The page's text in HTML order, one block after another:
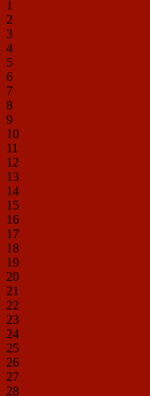
1
2
3
4
5
6
7
8
9
10
11
12
13
14
15
16
17
18
19
20
21
22
23
24
25
26
27
28